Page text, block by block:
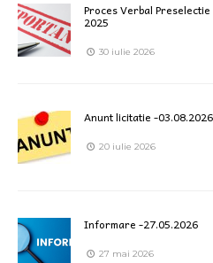
Proces Verbal
2025
30 iulie 2026
Anunt licitatie -03.08.2026
20 iulie 2026
Informare -27.05.2026
27 mai 2026